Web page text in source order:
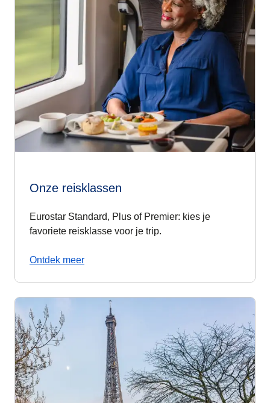
Onze reisklassen
Eurostar Standard, Plus of Premier: kies je
favoriete reisklasse voor je trip.
Ontdek meer